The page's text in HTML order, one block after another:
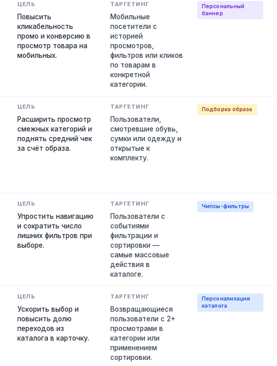
Повысить
кликабельность
промо и конверсию в
просмотр товара на
мобильных.
Мобильные
посетители с
историей
просмотров,
фильтров или кликов
по товарам в
конкретной
категории.
Персональный
баннер
Расширить просмотр
смежных категорий и
поднять средний чек
за счёт образа.
Пользователи,
смотревшие обувь,
сумки или одежду и
открытые к
комплекту.
Подборка образа
Упростить навигацию
и сократить число
лишних фильтров при
выборе.
Пользователи с
событиями
фильтрации и
сортировки —
самые массовые
действия в
каталоге.
Чипсы-фильтры
Ускорить выбор и
повысить долю
переходов из
каталога в карточку.
Возвращающиеся
пользователи с 2+
просмотрами в
категории или
применением
сортировки.
Персонализация
каталога